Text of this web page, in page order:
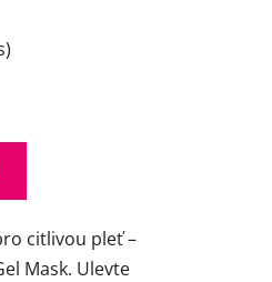
citlivou pleť –
Mask. Ulevte